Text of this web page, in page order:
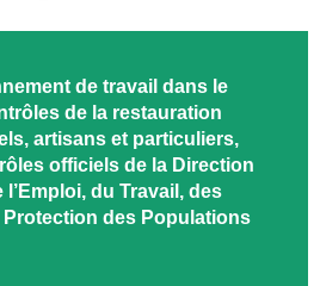
de travail dans le
de la restauration
artisans et particuliers,
officiels de la Direction
l’Emploi, du Travail, des
des Populations